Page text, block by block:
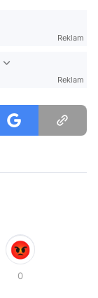
Reklam
Reklam
0